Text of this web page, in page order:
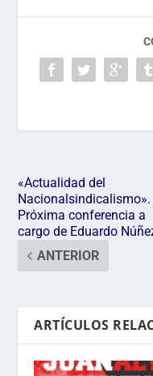
«Actualidad del
Nacionalsindicalismo».
Próxima conferencia a
cargo de Eduardo
ANTERIOR
ARTÍCULOS